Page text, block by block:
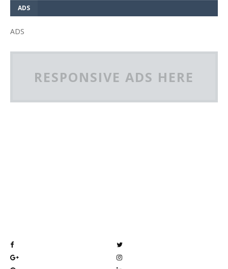
ADS
ADS
RESPONSIVE ADS HERE